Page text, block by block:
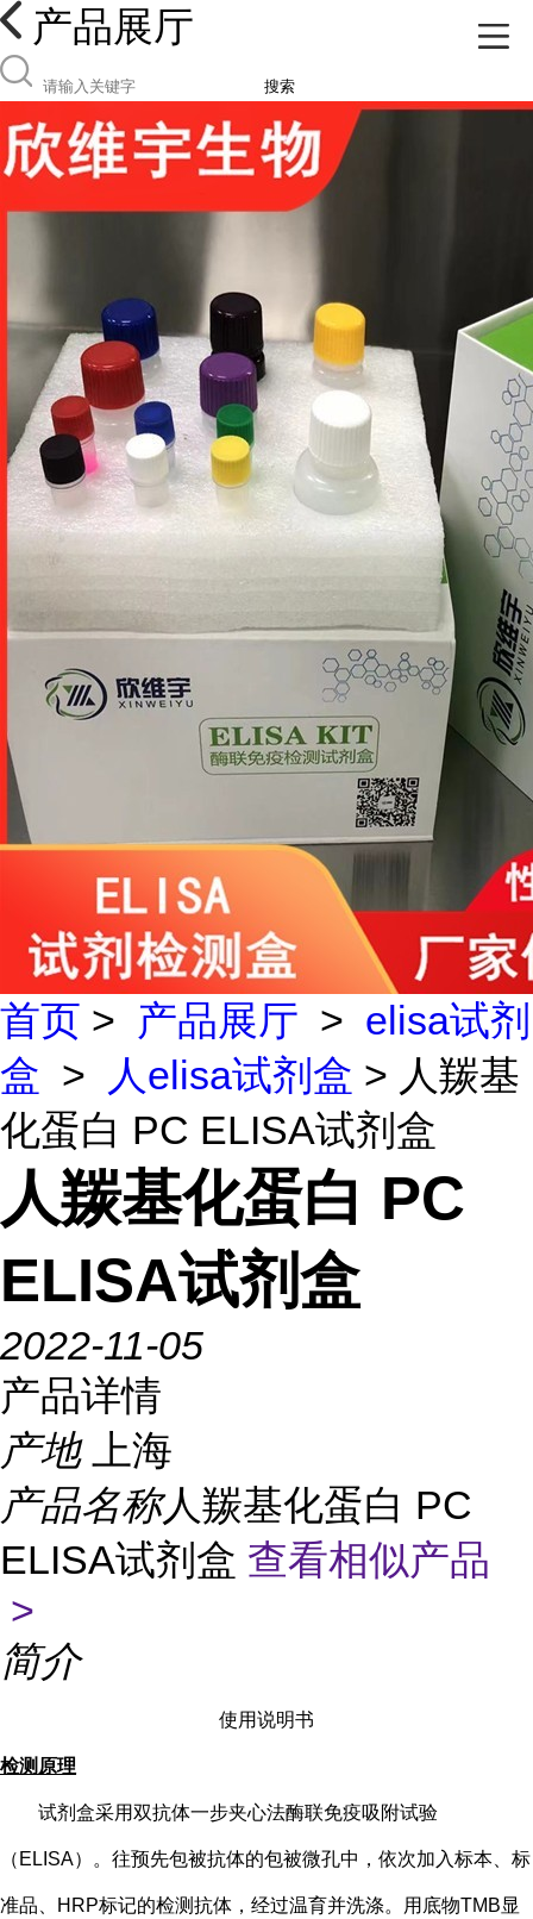
产品展厅
搜索
首页 > 产品展厅 > elisa试剂
盒 > 人elisa试剂盒 > 人羰基
化蛋白 PC ELISA试剂盒
人羰基化蛋白 PC
ELISA试剂盒
2022-11-05
产品详情
产地
上海
产品名称人羰基化蛋白 PC
ELISA试剂盒 查看相似产品
>
简介
使用说明书
检测原理
试剂盒采用双抗体一步夹心法酶联免疫吸附试验
（ ELISA）。往预先包被抗体的包被微孔中，依次加入标本、标
准品、HRP标记的检测抗体，经过温育并洗涤。用底物TMB显